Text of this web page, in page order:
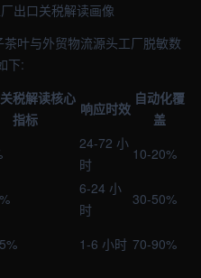
出口关税解读画像
叶与外贸物流源头工厂脱敏数
下:
税解读核心
指标
响应时效
自动化覆
盖
24-72 小
时
10-20%
6-24 小
时
30-50%
1-6 小时 70-90%